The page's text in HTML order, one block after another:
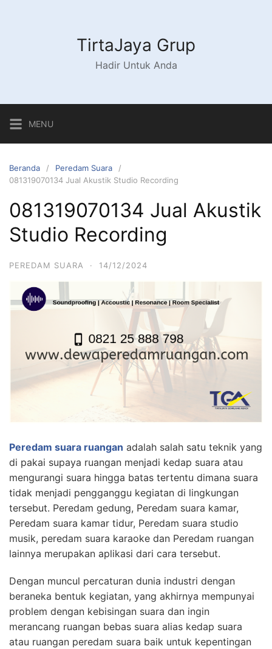
TirtaJaya Grup
Hadir Untuk Anda
MENU
Beranda
Peredam Suara
081319070134 Jual Akustik Studio Recording
081319070134 Jual Akustik
Studio Recording
PEREDAM SUARA · 14/12/2024
Peredam suara ruangan adalah salah satu teknik yang
di pakai supaya ruangan menjadi kedap suara atau
mengurangi suara hingga batas tertentu dimana suara
tidak menjadi pengganggu kegiatan di lingkungan
tersebut. Peredam gedung, Peredam suara kamar,
Peredam suara kamar tidur, Peredam suara studio
musik, peredam suara karaoke dan Peredam ruangan
lainnya merupakan aplikasi dari cara tersebut.
Dengan muncul percaturan dunia industri dengan
beraneka bentuk kegiatan, yang akhirnya mempunyai
problem dengan kebisingan suara dan ingin
merancang ruangan bebas suara alias kedap suara
atau ruangan peredam suara baik untuk kepentingan